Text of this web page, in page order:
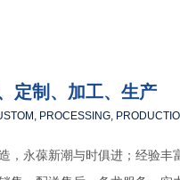
定制、加工、生产
PROCESSING,
，永葆新潮与时俱进；经验丰